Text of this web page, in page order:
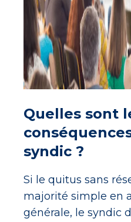
Quelles sont
syndic ?
Si le quitus sans
majorité simple en
générale, le syndic